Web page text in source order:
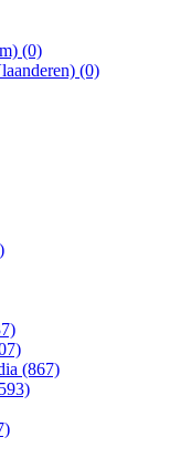
(0)
(0)
(867)